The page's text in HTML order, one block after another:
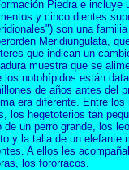
Piedra e
y cinco dientes
son una
Meridiungulata,
que indican un
muestra que se
notohípidos están
de años antes del
era diferente. Entre
los hegetoterios tan
un perro grande, los
y la talla de un elefante
A ellos les
los fororracos.